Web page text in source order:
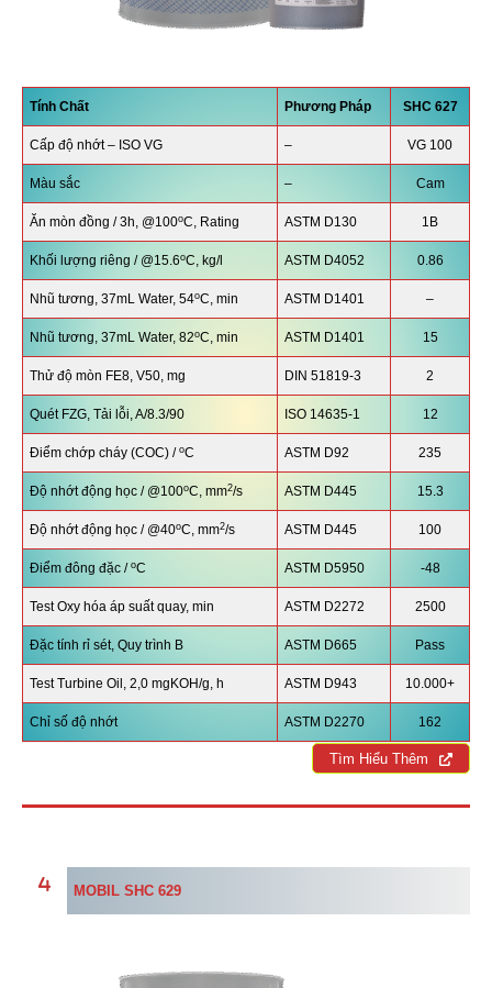
Tính Chất Phương Pháp SHC 627
Cấp độ nhớt – ISO VG – VG 100
Màu sắc – Cam
Ăn mòn đồng / 3h, @100oC, Rating ASTM D130 1B
Khối lượng riêng / @15.6oC, kg/l ASTM D4052 0.86
Nhũ tương, 37mL Water, 54oC, min ASTM D1401 –
Nhũ tương, 37mL Water, 82oC, min ASTM D1401 15
Thử độ mòn FE8, V50, mg DIN 51819-3 2
Quét FZG, Tải lỗi, A/8.3/90 ISO 14635-1 12
Điểm chớp cháy (COC) / oC ASTM D92 235
Độ nhớt động học / @100oC, mm2/s ASTM D445 15.3
Độ nhớt động học / @40oC, mm2/s ASTM D445 100
Điểm đông đặc / oC ASTM D5950 -48
Test Oxy hóa áp suất quay, min ASTM D2272 2500
Đặc tính rỉ sét, Quy trình B ASTM D665 Pass
Test Turbine Oil, 2,0 mgKOH/g, h ASTM D943 10.000+
Chỉ số độ nhớt ASTM D2270 162
Tìm Hiểu Thêm
MOBIL SHC 629